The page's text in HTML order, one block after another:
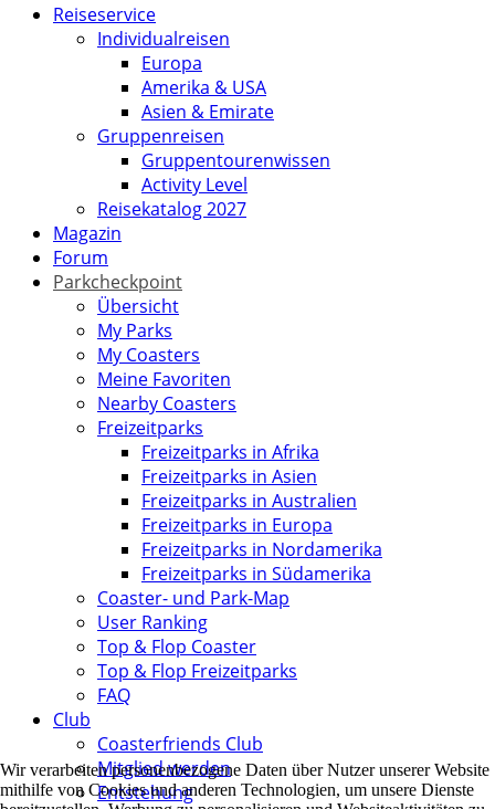
Reiseservice
Individualreisen
Europa
Amerika & USA
Asien & Emirate
Gruppenreisen
Gruppentourenwissen
Activity Level
Reisekatalog 2027
Magazin
Forum
Parkcheckpoint
Übersicht
My Parks
My Coasters
Meine Favoriten
Nearby Coasters
Freizeitparks
Freizeitparks in Afrika
Freizeitparks in Asien
Freizeitparks in Australien
Freizeitparks in Europa
Freizeitparks in Nordamerika
Freizeitparks in Südamerika
Coaster- und Park-Map
User Ranking
Top & Flop Coaster
Top & Flop Freizeitparks
FAQ
Club
Coasterfriends Club
Mitglied werden
Entstehung
Wir verarbeiten personenbezogene Daten über Nutzer unserer Website
mithilfe von Cookies und anderen Technologien, um unsere Dienste